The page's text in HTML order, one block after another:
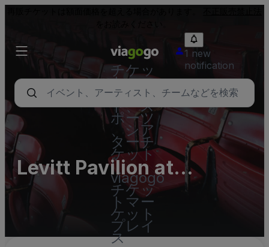
チケッ
ト - コ
ンサー
ト、ス
ポーツ
、シア
ターチ
ケット
|
viagogo
チケッ
トマー
ケット
プレイ
ス
1 new
notification
Levitt Pavilion at
Steelstacks Parking
Lots (InActive)